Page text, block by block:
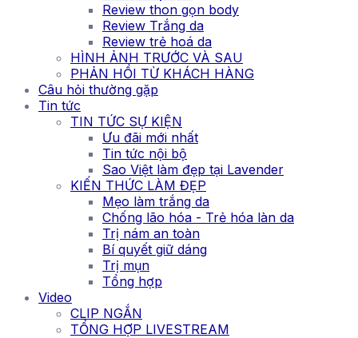
Review thon gọn body
Review Trắng da
Review trẻ hoá da
HÌNH ẢNH TRƯỚC VÀ SAU
PHẢN HỒI TỪ KHÁCH HÀNG
Câu hỏi thường gặp
Tin tức
TIN TỨC SỰ KIỆN
Ưu đãi mới nhất
Tin tức nội bộ
Sao Việt làm đẹp tại Lavender
KIẾN THỨC LÀM ĐẸP
Mẹo làm trắng da
Chống lão hóa - Trẻ hóa làn da
Trị nám an toàn
Bí quyết giữ dáng
Trị mụn
Tổng hợp
Video
CLIP NGẮN
TỔNG HỢP LIVESTREAM